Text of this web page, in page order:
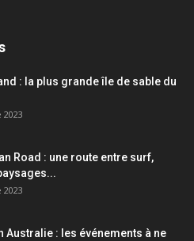
: la plus grande île de sable du
Road : une route entre surf,
Australie : les événements à ne